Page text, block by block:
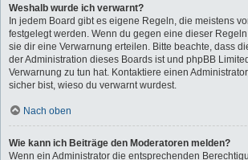
Weshalb wurde ich verwarnt?
In jedem Board gibt es eigene Regeln, die meistens
festgelegt werden. Wenn du gegen eine dieser
sie dir eine Verwarnung erteilen. Bitte beachte, dass
der Administration dieses Boards ist und phpBB
Verwarnung zu tun hat. Kontaktiere einen
sicher bist, wieso du verwarnt wurdest.
Nach oben
Wie kann ich Beiträge den Moderatoren melden?
Wenn ein Administrator die entsprechenden